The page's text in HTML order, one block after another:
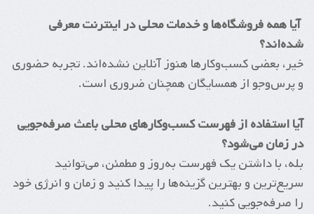
آیا همه فروشگاه‌ها و خدمات محلی در اینترنت معرفی
شده‌اند؟
خیر، بعضی کسب‌وکارها هنوز آنلاین نشده‌اند. تجربه حضوری
و پرس‌وجو از همسایگان همچنان ضروری است.
آیا استفاده از فهرست کسب‌وکارهای محلی باعث صرفه‌جویی
در زمان می‌شود؟
بله، با داشتن یک فهرست به‌روز و مطمئن، می‌توانید
سریع‌ترین و بهترین گزینه‌ها را پیدا کنید و زمان و انرژی خود
را صرفه‌جویی کنید.